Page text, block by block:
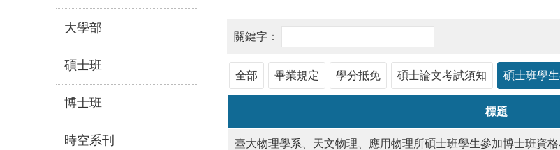
大學部
碩士班
博士班
時空系刊
全部 畢業規定 學分抵免 碩士論文考試須知 碩士班學
標題
臺大物理學系、天文物理、應用物理所碩士班學生參加博士班資格